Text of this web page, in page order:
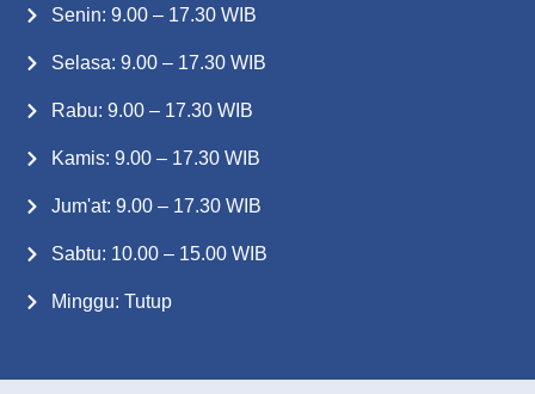
Senin: 9.00 – 17.30 WIB
Selasa: 9.00 – 17.30 WIB
Rabu: 9.00 – 17.30 WIB
Kamis: 9.00 – 17.30 WIB
Jum'at: 9.00 – 17.30 WIB
Sabtu: 10.00 – 15.00 WIB
Minggu: Tutup